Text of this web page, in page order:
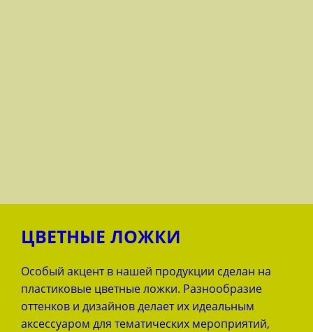
ЦВЕТНЫЕ ЛОЖКИ
Особый акцент в нашей продукции сделан на
пластиковые цветные ложки. Разнообразие
оттенков и дизайнов делает их идеальным
аксессуаром для тематических мероприятий,